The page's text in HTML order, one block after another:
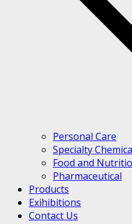
Personal Care
Specialty
Food and
Pharmaceutical
Products
Exihibitions
Contact Us